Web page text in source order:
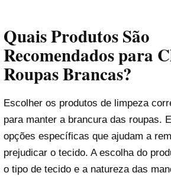
Quais Produtos São
Recomendados para
Roupas Brancas?
Escolher os produtos de limpeza
para manter a brancura das roupas.
opções específicas que ajudam a
prejudicar o tecido. A escolha do
o tipo de tecido e a natureza das